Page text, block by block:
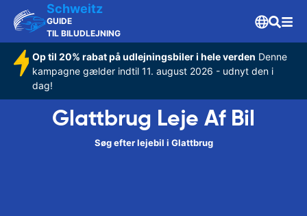
Schweitz
GUIDE
TIL BILUDLEJNING
Op til 20% rabat på udlejningsbiler i hele verden Denne
kampagne gælder indtil 11. august 2026 - udnyt den i
dag!
Glattbrug Leje Af Bil
Søg efter lejebil i Glattbrug